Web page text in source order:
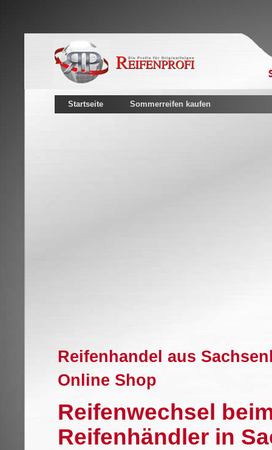
Startseite Sommerreifen kaufen
Reifenhandel aus
Online Shop
Reifenwechsel
Reifenhändler in